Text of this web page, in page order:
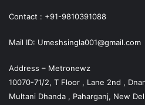
Contact : +91-9810391088
Mail ID: Umeshsingla001@gmail.com
Address – Metronewz
10070-71/2, T Floor , Lane 2nd ,
Multani Dhanda , Paharganj, New